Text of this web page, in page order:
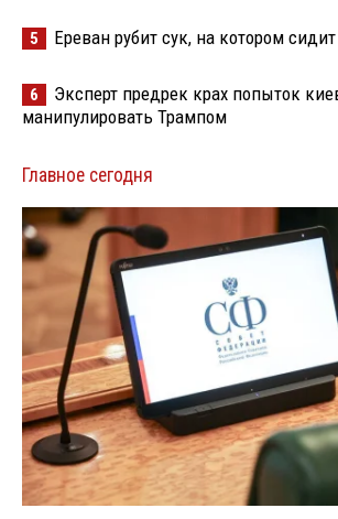
5 Ереван рубит сук, на котором сидит
6
Эксперт предрек крах попыток
манипулировать Трампом
Главное сегодня